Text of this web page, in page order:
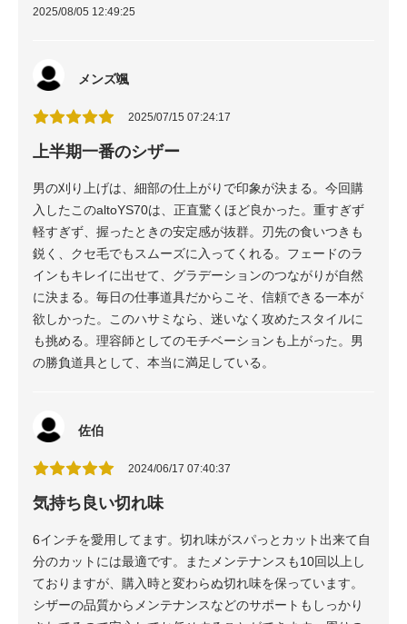
2025/08/05 12:49:25
メンズ颯
2025/07/15 07:24:17
上半期一番のシザー
男の刈り上げは、細部の仕上がりで印象が決まる。今回購
入したこのaltoYS70は、正直驚くほど良かった。重すぎず
軽すぎず、握ったときの安定感が抜群。刃先の食いつきも
鋭く、クセ毛でもスムーズに入ってくれる。フェードのラ
インもキレイに出せて、グラデーションのつながりが自然
に決まる。毎日の仕事道具だからこそ、信頼できる一本が
欲しかった。このハサミなら、迷いなく攻めたスタイルに
も挑める。理容師としてのモチベーションも上がった。男
の勝負道具として、本当に満足している。
佐伯
2024/06/17 07:40:37
気持ち良い切れ味
6インチを愛用してます。切れ味がスパっとカット出来て自
分のカットには最適です。またメンテナンスも10回以上し
ておりますが、購入時と変わらぬ切れ味を保っています。
シザーの品質からメンテナンスなどのサポートもしっかり